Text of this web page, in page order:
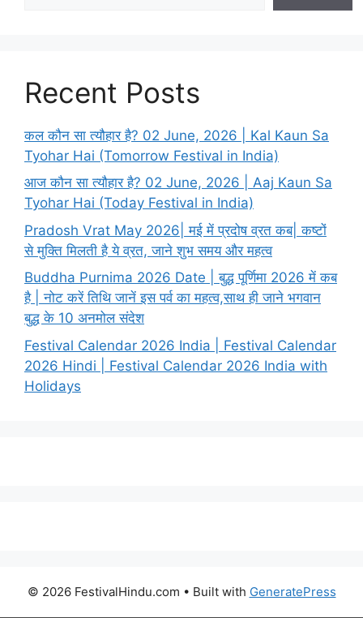
Recent Posts
कल कौन सा त्यौहार है? 02 June, 2026 | Kal Kaun Sa
Tyohar Hai (Tomorrow Festival in India)
आज कौन सा त्यौहार है? 02 June, 2026 | Aaj Kaun Sa
Tyohar Hai (Today Festival in India)
Pradosh Vrat May 2026| मई में प्रदोष व्रत कब| कष्टों
से मुक्ति मिलती है ये व्रत, जाने शुभ समय और महत्व
Buddha Purnima 2026 Date | बुद्ध पूर्णिमा 2026 में कब
है | नोट करें तिथि जानें इस पर्व का महत्व,साथ ही जाने भगवान
बुद्ध के 10 अनमोल संदेश
Festival Calendar 2026 India | Festival Calendar
2026 Hindi | Festival Calendar 2026 India with
Holidays
© 2026 FestivalHindu.com • Built with GeneratePress